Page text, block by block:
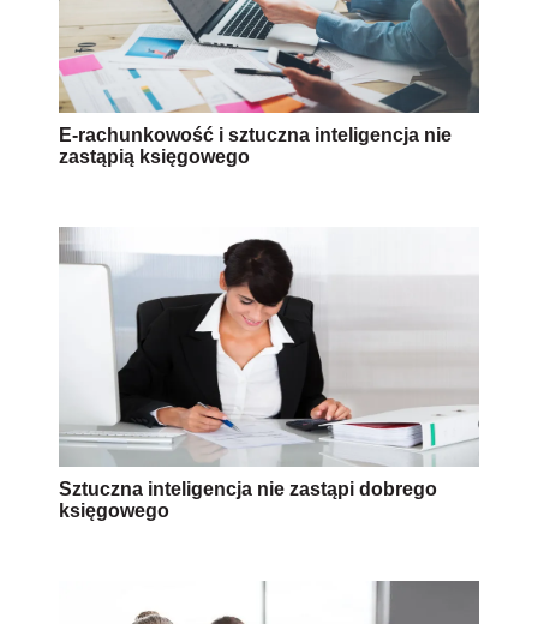
E-rachunkowość i sztuczna inteligencja nie
zastąpią księgowego
Sztuczna inteligencja nie zastąpi dobrego
księgowego